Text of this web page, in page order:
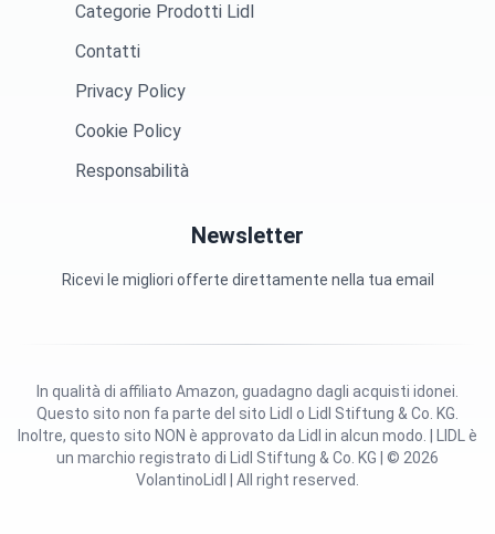
Categorie Prodotti Lidl
Contatti
Privacy Policy
Cookie Policy
Responsabilità
Newsletter
Ricevi le migliori offerte direttamente nella tua email
Questo sito non fa parte del sito Lidl o Lidl Stiftung & Co. KG.
Inoltre, questo sito NON è approvato da Lidl in alcun modo. | LIDL è
un marchio registrato di Lidl Stiftung & Co. KG | © 2026
VolantinoLidl | All right reserved.
In qualità di affiliato Amazon, guadagno dagli acquisti idonei.